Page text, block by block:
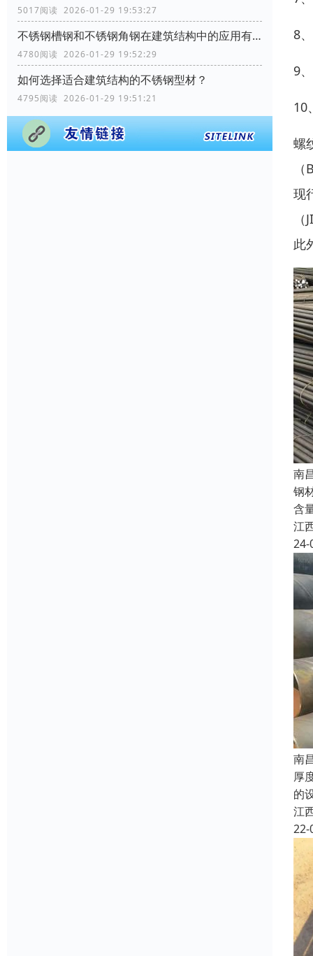
5017阅读 2026-01-29 19:53:27
不锈钢槽钢和不锈钢角钢在建筑结构中的应用有何区别？
4780阅读 2026-01-29 19:52:29
如何选择适合建筑结构的不锈钢型材？
4795阅读 2026-01-29 19:51:21
8
9
10
螺
现
此
南
钢
含
江
24-
南
厚
的
江
22-